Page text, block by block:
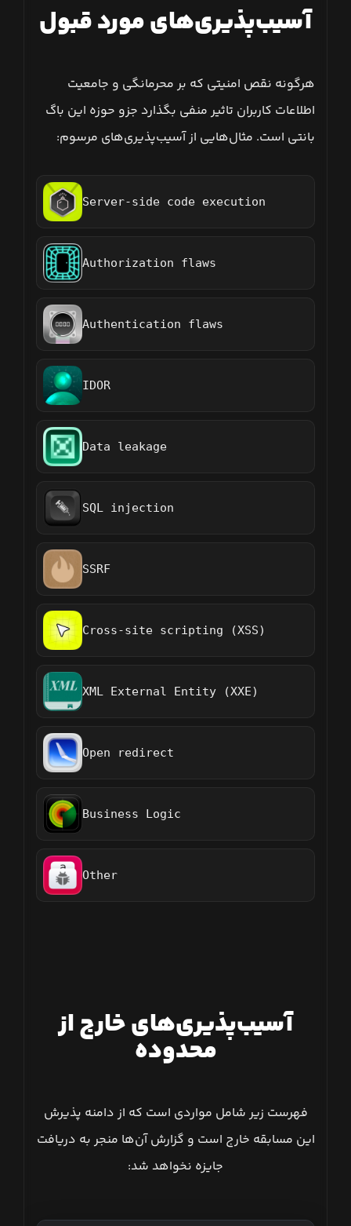
آسیب‌پذیری‌های مورد قبول
هرگونه نقص امنیتی که بر محرمانگی و جامعیت
اطلاعات کاربران تاثیر منفی بگذارد جزو حوزه این باگ
بانتی است. مثال‌هایی از آسیب‌پذیری‌های مرسوم:
Server-side code execution
Authorization flaws
Authentication flaws
IDOR
Data leakage
SQL injection
SSRF
Cross-site scripting (XSS)
XML External Entity (XXE)
Open redirect
Business Logic
Other
آسیب‌پذیری‌های خارج از
محدوده
فهرست زیر شامل مواردی است که از دامنه پذیرش
این مسابقه خارج است و گزارش آن‌ها منجر به دریافت
جایزه نخواهد شد: